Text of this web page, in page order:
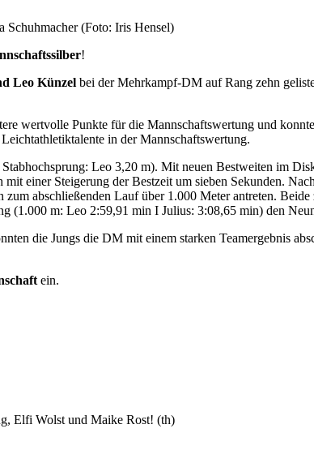
Schuhmacher (Foto: Iris Hensel)
!
Leo Künzel bei der Mehrkampf-DM auf Rang zehn
wertvolle Punkte für die Mannschaftswertung und
in der Mannschaftswertung.
Leo 3,20 m). Mit neuen Bestweiten im
einer Steigerung der Bestzeit um sieben Sekunden.
abschließenden Lauf über 1.000 Meter antreten. Beide
(1.000 m: Leo 2:59,91 min I Julius: 3:08,65 min) den
die Jungs die DM mit einem starken Teamergebnis
ein.
Elfi Wolst und Maike Rost! (th)